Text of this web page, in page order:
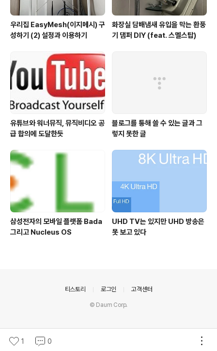
우리집 EasyMesh(이지메시) 구
성하기 (2) 설정과 이용하기
화장실 담배냄새 유입을 막는 환풍
기 댐퍼 DIY (feat. 스멜스탑)
유튜브와 워너뮤직, 뮤직비디오 공
급 합의에 도달한듯
블로그를 통해 쓸 수 있는 글과 그
렇지 못한 글
삼성전자의 모바일 플랫폼 Bada
그리고 Nucleus OS
UHD TV는 있지만 UHD 방송은
못 보고 있다
1 0
티스토리 로그인 고객센터
© Daum Corp.